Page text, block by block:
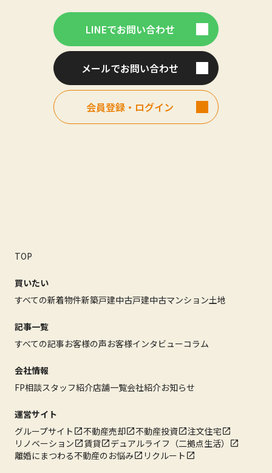
LINEでお問い合わせ
メールでお問い合わせ
会員登録・ログイン
TOP
買いたい
すべての新着物件新築戸建中古戸建中古マンション土地
記事一覧
すべての記事お客様の声お客様インタビューコラム
会社情報
FP相談スタッフ紹介店舗一覧会社紹介お知らせ
運営サイト
グループサイト
不動産売却 不動産投資
注文住宅
リノベーション
賃貸
デュアルライフ（二拠点生活）
離婚にまつわる不動産のお悩み
リクルート